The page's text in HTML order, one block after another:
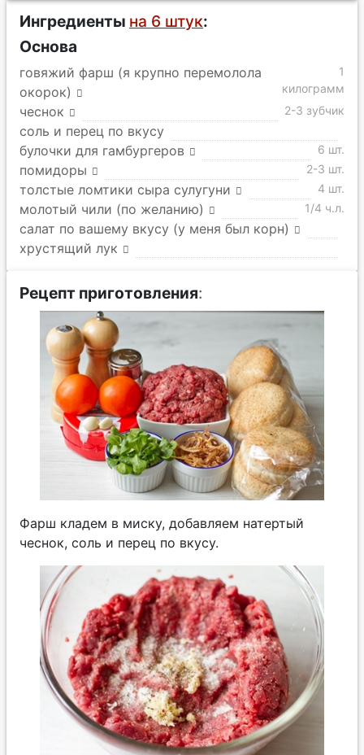
Ингредиенты на 6 штук:
Основа
говяжий фарш (я крупно перемолола
окорок)
1
килограмм
чеснок 2-3 зубчик
соль и перец по вкусу
булочки для гамбургеров
6 шт.
помидоры 2-3 шт.
толстые ломтики сыра сулугуни 4 шт.
молотый чили (по желанию) 1/4 ч.л.
салат по вашему вкусу (у меня был корн)
хрустящий лук
Рецепт приготовления:
Фарш кладем в миску, добавляем натертый
чеснок, соль и перец по вкусу.